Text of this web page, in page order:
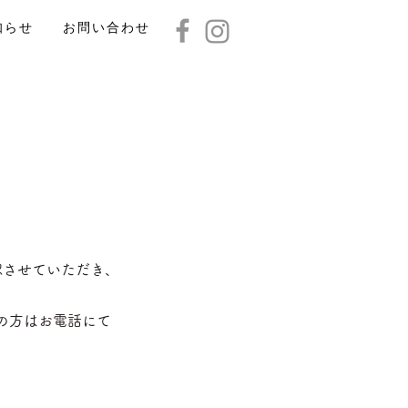
らせ お問い合わせ
せていただき、
方はお電話にて